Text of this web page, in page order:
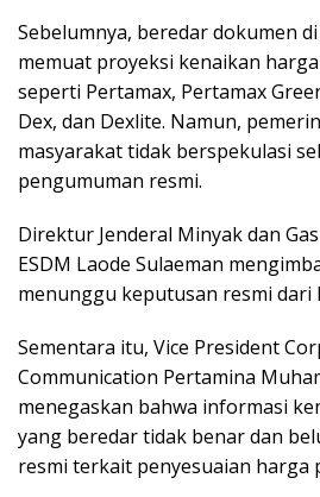
Sebelumnya, beredar dokumen
memuat proyeksi kenaikan
seperti Pertamax, Pertamax
Dex, dan Dexlite. Namun,
masyarakat tidak berspekulasi
pengumuman resmi.
Direktur Jenderal Minyak dan
ESDM Laode Sulaeman
menunggu keputusan resmi dari
Sementara itu, Vice President
Communication Pertamina
menegaskan bahwa informasi
yang beredar tidak benar dan
resmi terkait penyesuaian harga